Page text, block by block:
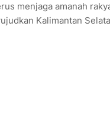
menjaga amanah
Kalimantan